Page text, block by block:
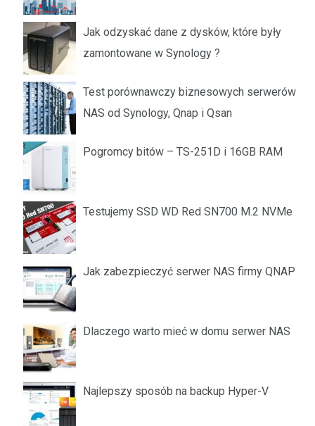
Jak odzyskać dane z dysków, które były
zamontowane w Synology ?
Test porównawczy biznesowych serwerów
NAS od Synology, Qnap i Qsan
Pogromcy bitów – TS-251D i 16GB RAM
Testujemy SSD WD Red SN700 M.2 NVMe
Jak zabezpieczyć serwer NAS firmy QNAP
Dlaczego warto mieć w domu serwer NAS
Najlepszy sposób na backup Hyper-V